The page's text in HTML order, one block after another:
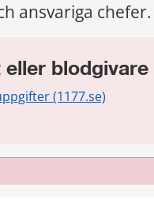
ansvariga chefer.
eller blodgivare
(1177.se)